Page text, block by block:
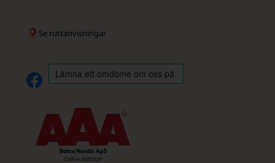
Se ruttanvisningar